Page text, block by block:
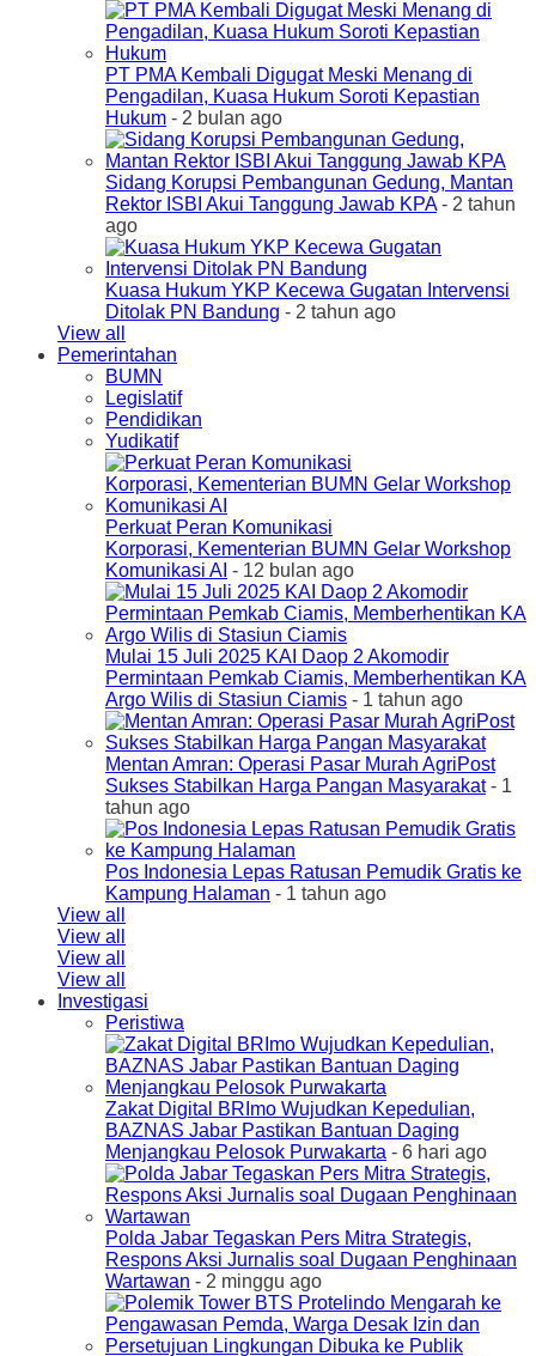
PT PMA Kembali Digugat Meski Menang di
Pengadilan, Kuasa Hukum Soroti Kepastian
Hukum - 2 bulan ago
Sidang Korupsi Pembangunan Gedung, Mantan
Rektor ISBI Akui Tanggung Jawab KPA- 2 tahun
ago
Kuasa Hukum YKP Kecewa Gugatan Intervensi
Ditolak PN Bandung - 2 tahun ago
View all
Pemerintahan
BUMN
Legislatif
Pendidikan
Yudikatif
Perkuat Peran Komunikasi
Korporasi, Kementerian BUMN Gelar Workshop
Komunikasi AI - 12 bulan ago
Mulai 15 Juli 2025 KAI Daop 2 Akomodir
Permintaan Pemkab Ciamis, Memberhentikan KA
Argo Wilis di Stasiun Ciamis - 1 tahun ago
Mentan Amran: Operasi Pasar Murah AgriPost
Sukses Stabilkan Harga Pangan Masyarakat- 1
tahun ago
Pos Indonesia Lepas Ratusan Pemudik Gratis ke
Kampung Halaman - 1 tahun ago
View all
View all
View all
View all
Investigasi
Peristiwa
Zakat Digital BRImo Wujudkan Kepedulian,
BAZNAS Jabar Pastikan Bantuan Daging
Menjangkau Pelosok Purwakarta - 6 hari ago
Polda Jabar Tegaskan Pers Mitra Strategis,
Respons Aksi Jurnalis soal Dugaan Penghinaan
Wartawan - 2 minggu ago